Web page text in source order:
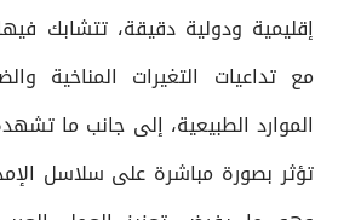
إقليمية ودولية دقيقة، تتشابك
مع تداعيات التغيرات المناخية
الموارد الطبيعية، إلى جانب ما
تؤثر بصورة مباشرة على سلاسل